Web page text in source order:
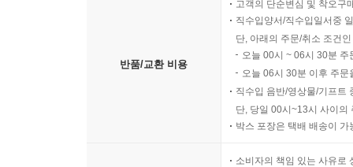
반품/교환 비용
고객의 단순변심 및 착오구
직수입양서/직수입일서중
단, 아래의 주문/취소 조건
오늘 00시 ~ 06시 30분
오늘 06시 30분 이후 주
직수입 음반/영상물/기프트
단, 당일 00시~13시 사이의
박스 포장은 택배 배송이
소비자의 책임 있는 사유로